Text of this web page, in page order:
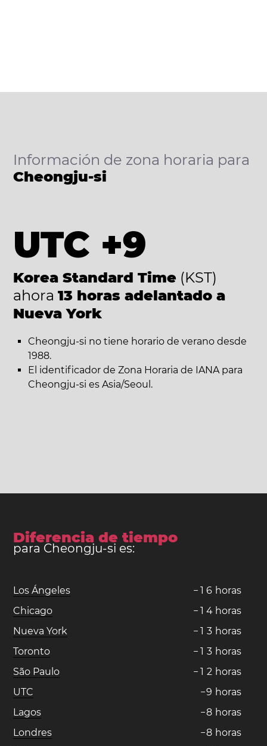
Información de zona horaria para
Cheongju-si
UTC +9
Korea Standard Time (KST)
ahora 13 horas adelantado a
Nueva York
Cheongju-si no tiene horario de verano desde
1988.
El identificador de Zona Horaria de IANA para
Cheongju-si es Asia/Seoul.
Diferencia de tiempo
para Cheongju-si es:
Los Ángeles − 1 6 horas
Chicago
− 1 4 horas
Nueva York
− 1 3 horas
Toronto
− 1 3 horas
São Paulo
− 1 2 horas
UTC
−9 horas
Lagos
−8 horas
Londres
−8 horas